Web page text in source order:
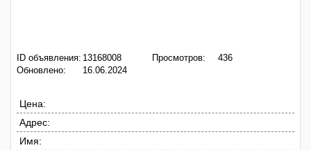
ID объявления: 13168008
Обновлено:
16.06.2024
Просмотров: 436
Цена:
Адрес:
Имя: